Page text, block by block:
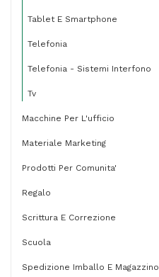
Tablet E Smartphone
Telefonia
Telefonia - Sistemi Interfono
Tv
Macchine Per L'ufficio
Materiale Marketing
Prodotti Per Comunita'
Regalo
Scrittura E Correzione
Scuola
Spedizione Imballo E Magazzino